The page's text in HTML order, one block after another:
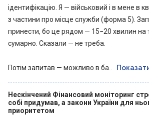
ідентифікацію. Я — військовий і в мене в
з частини про місце служби (форма 5).
принести, бо це рядом — 15−20 хвилин на
сумарно. Сказали — не треба.
Потім запитав — можливо в ба..
Нескінчений Фінансовий моніторинг
собі придумав, а закони України для
приоритетом